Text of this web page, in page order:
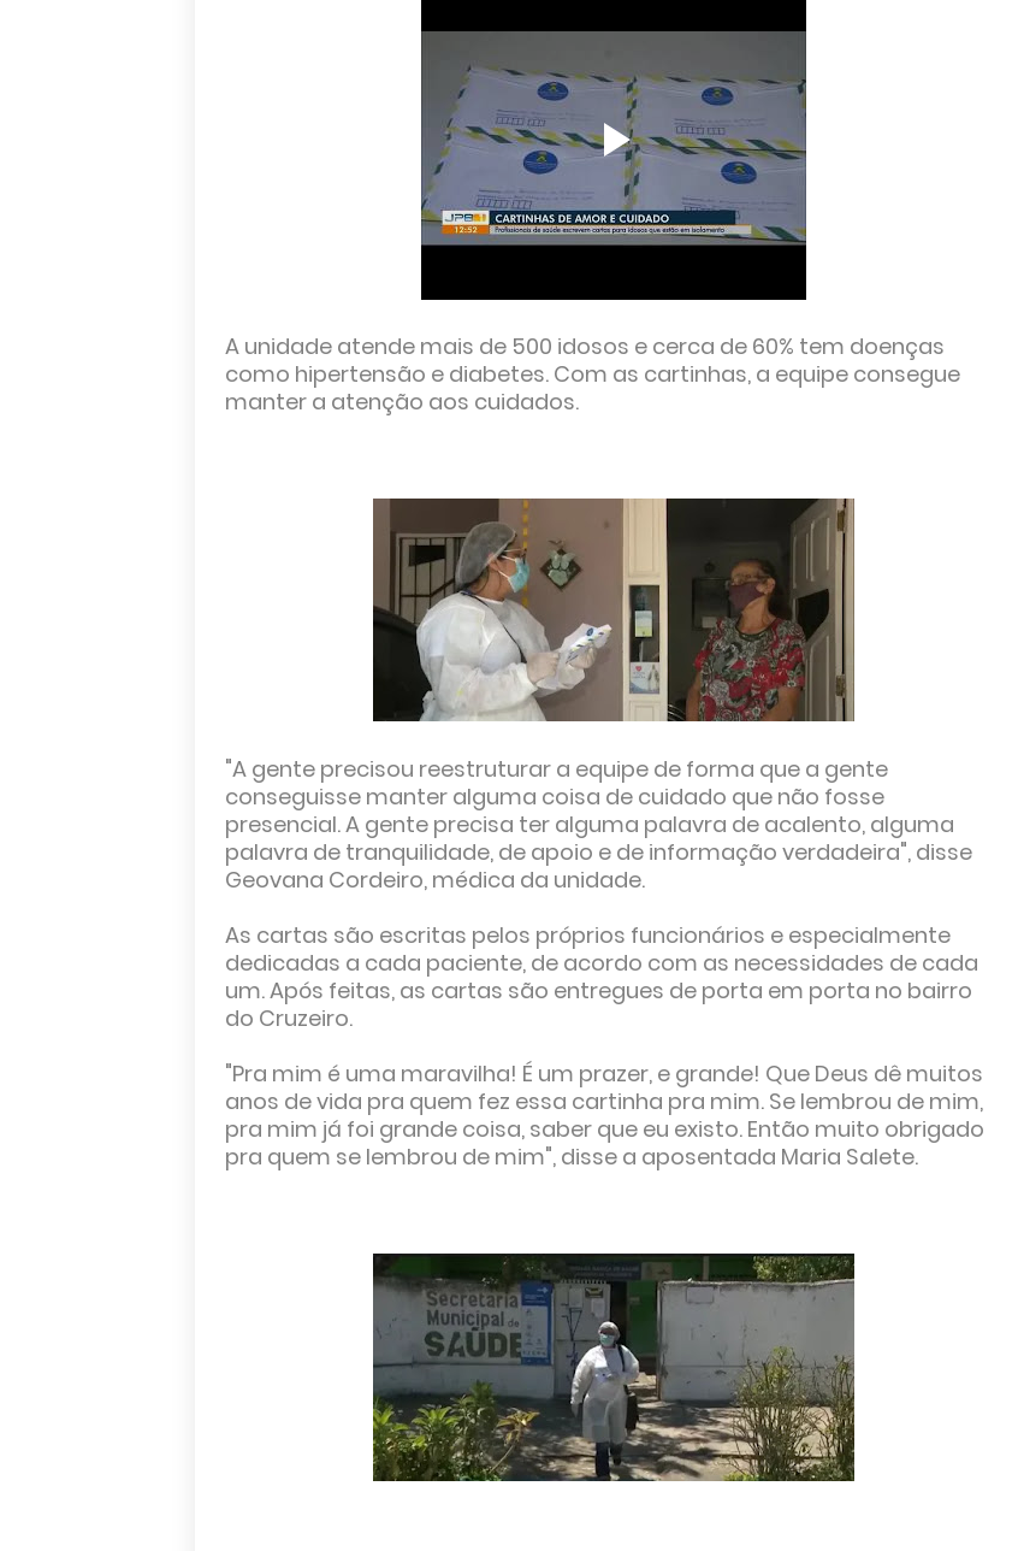
A unidade atende mais de 500 idosos e cerca de 60% tem doenças
como hipertensão e diabetes. Com as cartinhas, a equipe consegue
manter a atenção aos cuidados.
"A gente precisou reestruturar a equipe de forma que a gente
conseguisse manter alguma coisa de cuidado que não fosse
presencial. A gente precisa ter alguma palavra de acalento, alguma
palavra de tranquilidade, de apoio e de informação verdadeira", disse
Geovana Cordeiro, médica da unidade.
As cartas são escritas pelos próprios funcionários e especialmente
dedicadas a cada paciente, de acordo com as necessidades de cada
um. Após feitas, as cartas são entregues de porta em porta no bairro
do Cruzeiro.
"Pra mim é uma maravilha! É um prazer, e grande! Que Deus dê muitos
anos de vida pra quem fez essa cartinha pra mim. Se lembrou de mim,
pra mim já foi grande coisa, saber que eu existo. Então muito obrigado
pra quem se lembrou de mim", disse a aposentada Maria Salete.